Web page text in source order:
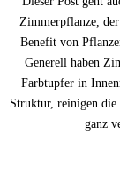
Zimmerpflanze,
Benefit von
Generell haben
Farbtupfer in
Struktur, reinigen
ganz